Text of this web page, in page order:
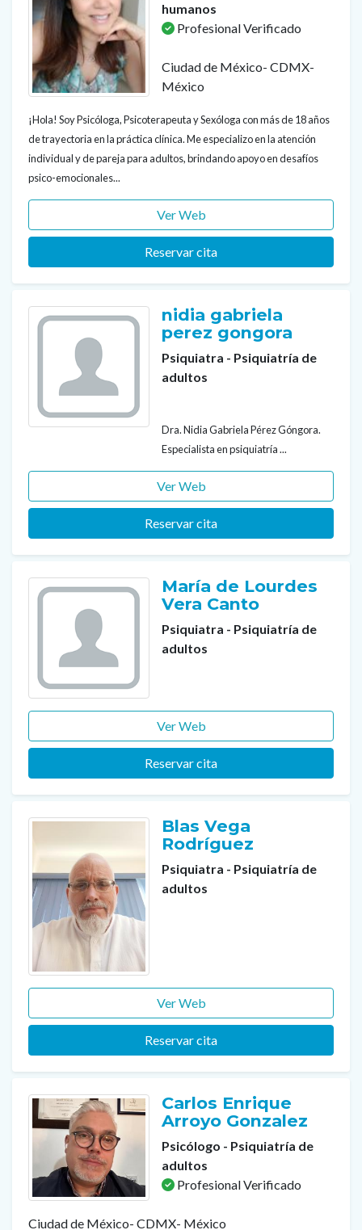
humanos
Profesional Verificado
Ciudad de México- CDMX-
México
¡Hola! Soy Psicóloga, Psicoterapeuta y Sexóloga con más de 18 años
de trayectoria en la práctica clínica. Me especializo en la atención
individual y de pareja para adultos, brindando apoyo en desafíos
psico-emocionales...
Ver Web
Reservar cita
nidia gabriela
perez gongora
Psiquiatra - Psiquiatría de
adultos
Dra. Nidia Gabriela Pérez Góngora.
Especialista en psiquiatría ...
Ver Web
Reservar cita
María de Lourdes
Vera Canto
Psiquiatra - Psiquiatría de
adultos
Ver Web
Reservar cita
Blas Vega
Rodríguez
Psiquiatra - Psiquiatría de
adultos
Ver Web
Reservar cita
Carlos Enrique
Arroyo Gonzalez
Psicólogo - Psiquiatría de
adultos
Profesional Verificado
Ciudad de México- CDMX- México